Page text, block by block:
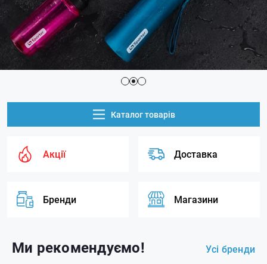
Каталог товарів
Акції Доставка
Бренди Магазини
Ми рекомендуємо! Усі бренди